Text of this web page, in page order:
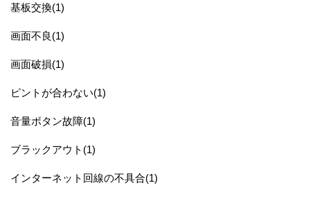
基板交換(1)
画面不良(1)
画面破損(1)
ピントが合わない(1)
音量ボタン故障(1)
ブラックアウト(1)
インターネット回線の不具合(1)